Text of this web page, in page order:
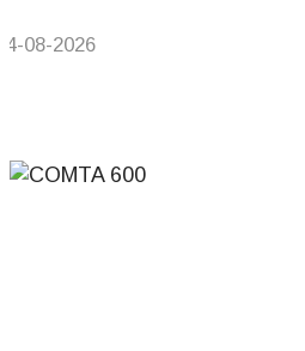
08-2026